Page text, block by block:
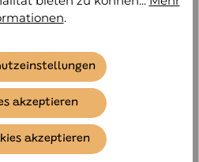
.
akzeptieren
akzeptieren